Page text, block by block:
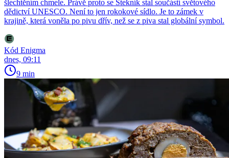
šlechtěním chmele. Právě proto se Stekník stal součástí světového
dědictví UNESCO. Není to jen rokokové sídlo. Je to zámek v
krajině, která voněla po pivu dřív, než se z piva stal globální symbol.
Kód Enigma
dnes, 09:11
9 min